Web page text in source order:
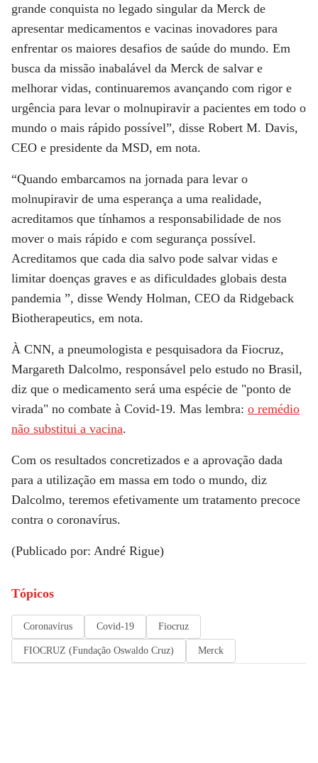
grande conquista no legado singular da Merck de
apresentar medicamentos e vacinas inovadores para
enfrentar os maiores desafios de saúde do mundo. Em
busca da missão inabalável da Merck de salvar e
melhorar vidas, continuaremos avançando com rigor e
urgência para levar o molnupiravir a pacientes em todo o
mundo o mais rápido possível”, disse Robert M. Davis,
CEO e presidente da MSD, em nota.
“Quando embarcamos na jornada para levar o
molnupiravir de uma esperança a uma realidade,
acreditamos que tínhamos a responsabilidade de nos
mover o mais rápido e com segurança possível.
Acreditamos que cada dia salvo pode salvar vidas e
limitar doenças graves e as dificuldades globais desta
pandemia ”, disse Wendy Holman, CEO da Ridgeback
Biotherapeutics, em nota.
À CNN, a pneumologista e pesquisadora da Fiocruz,
Margareth Dalcolmo, responsável pelo estudo no Brasil,
diz que o medicamento será uma espécie de "ponto de
virada" no combate à Covid-19. Mas lembra: o remédio
não substitui a vacina.
Com os resultados concretizados e a aprovação dada
para a utilização em massa em todo o mundo, diz
Dalcolmo, teremos efetivamente um tratamento precoce
contra o coronavírus.
(Publicado por: André Rigue)
Tópicos
Coronavírus Covid-19 Fiocruz
FIOCRUZ (Fundação Oswaldo Cruz) Merck